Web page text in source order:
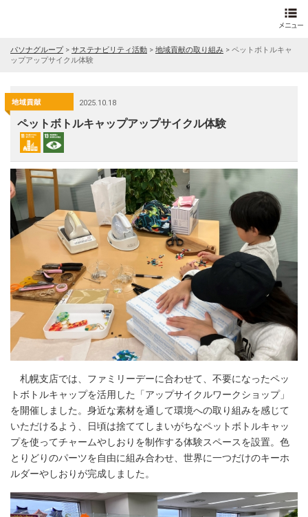
パソナグループ> サステナビリティ活動 > 地域貢献の取り組み > ペットボトルキャ
ップアップサイクル体験
2025.10.18
ペットボトルキャップアップサイクル体験
札幌支店では、ファミリーデーに合わせて、不要になったペッ
トボトルキャップを活用した「アップサイクルワークショップ」
を開催しました。身近な素材を通して環境への取り組みを感じて
いただけるよう、日頃は捨ててしまいがちなペットボトルキャッ
プを使ってチャームやしおりを制作する体験スペースを設置。色
とりどりのパーツを自由に組み合わせ、世界に一つだけのキーホ
ルダーやしおりが完成しました。